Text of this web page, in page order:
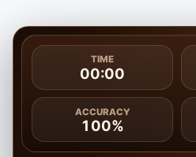
TIME
00:00
ACCURACY
100%